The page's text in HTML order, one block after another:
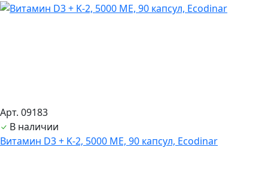
Арт. 09183
В наличии
Витамин D3 + K-2, 5000 ME, 90 капсул, Ecodinar